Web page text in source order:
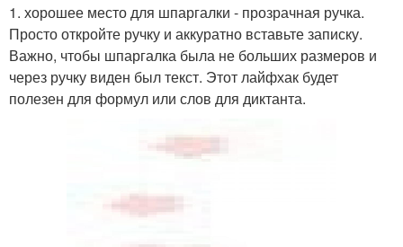
1. хорошее место для шпаргалки - прозрачная ручка.
Просто откройте ручку и аккуратно вставьте записку.
Важно, чтобы шпаргалка была не больших размеров и
через ручку виден был текст. Этот лайфхак будет
полезен для формул или слов для диктанта.